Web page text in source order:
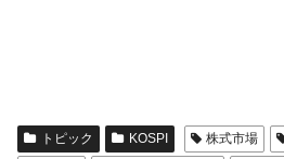
トピック KOSPI 株式市場